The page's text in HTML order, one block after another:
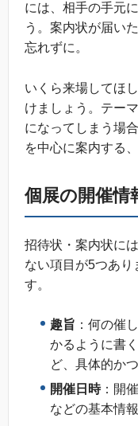
には、相手の手元
う。案内状が届い
忘れずに。
いくら来場してほ
けましょう。テー
になってしまう場
を中心に案内する
個展の開催情
招待状・案内状に
ない項目が5つあ
す。
趣旨 ：何の催
かるように書
ど、具体的か
開催日時：開
などの基本情報